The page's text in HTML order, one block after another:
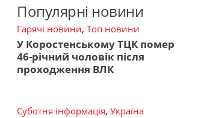
Популярні новини
Гарячі новини, Топ новини
У Коростенському ТЦК помер
46-річний чоловік після
проходження ВЛК
Суботня інформація, Україна